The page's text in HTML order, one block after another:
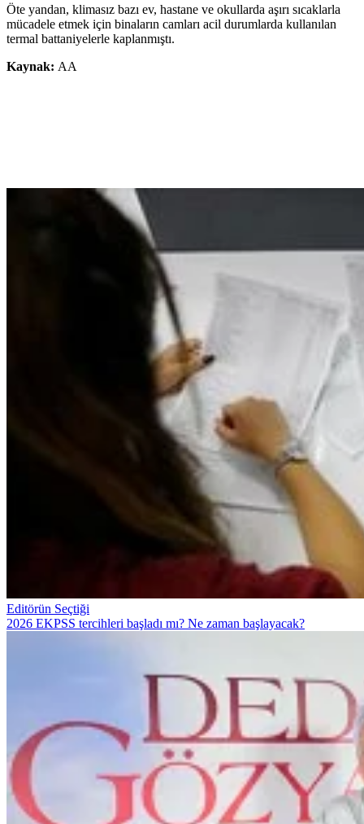
Öte yandan, klimasız bazı ev, hastane ve okullarda aşırı sıcaklarla
mücadele etmek için binaların camları acil durumlarda kullanılan
termal battaniyelerle kaplanmıştı.
Kaynak: AA
Editörün Seçtiği
2026 EKPSS tercihleri başladı mı? Ne zaman başlayacak?